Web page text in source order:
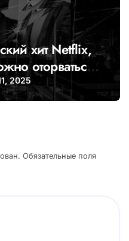
хит Netflix,
оторваться
2025
Обязательные поля